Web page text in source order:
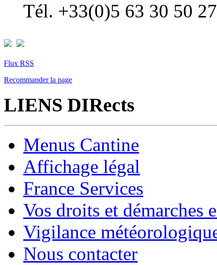
Tél. +33(0)5 63 30 50 27
Flux RSS
Recommander la page
LIENS DIRects
Menus Cantine
Affichage légal
France Services
Vos droits et démarches
Vigilance
Nous contacter